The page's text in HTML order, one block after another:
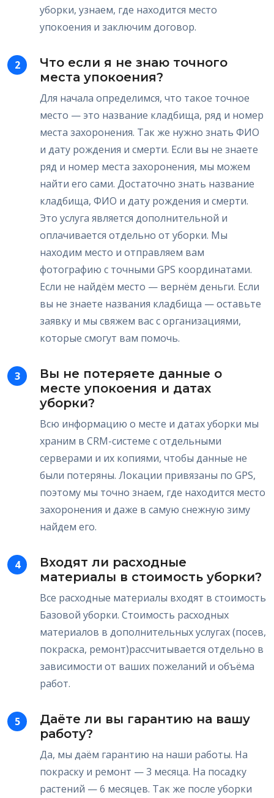
уборки, узнаем, где находится место
упокоения и заключим договор.
2
Что если я не знаю точного
места упокоения?
Для начала определимся, что такое точное
место — это название кладбища, ряд и номер
места захоронения. Так же нужно знать ФИО
и дату рождения и смерти. Если вы не знаете
ряд и номер места захоронения, мы можем
найти его сами. Достаточно знать название
кладбища, ФИО и дату рождения и смерти.
Это услуга является дополнительной и
оплачивается отдельно от уборки. Мы
находим место и отправляем вам
фотографию с точными GPS координатами.
Если не найдём место — вернём деньги. Если
вы не знаете названия кладбища — оставьте
заявку и мы свяжем вас с организациями,
которые смогут вам помочь.
3
Вы не потеряете данные о
месте упокоения и датах
уборки?
Всю информацию о месте и датах уборки мы
храним в CRM-системе с отдельными
серверами и их копиями, чтобы данные не
были потеряны. Локации привязаны по GPS,
поэтому мы точно знаем, где находится место
захоронения и даже в самую снежную зиму
найдем его.
4
Входят ли расходные
материалы в стоимость уборки?
Все расходные материалы входят в стоимость
Базовой уборки. Стоимость расходных
материалов в дополнительных услугах (посев,
покраска, ремонт)рассчитывается отдельно в
зависимости от ваших пожеланий и объёма
работ.
5
Даёте ли вы гарантию на вашу
работу?
Да, мы даём гарантию на наши работы. На
покраску и ремонт — 3 месяца. На посадку
растений — 6 месяцев. Так же после уборки